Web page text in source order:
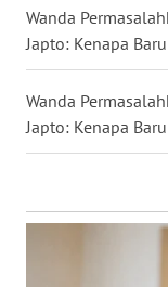
Wanda
Japto: Kenapa
Wanda
Japto: Kenapa
MALUKU
WN
MALUT
WN
WN